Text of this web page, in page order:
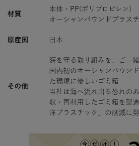
材質
本体・PP(ポリプロピレン)
オーシャンバウンドプラス
原産国 日本
その他
海を守る取り組みを、ご一
国内初のオーシャンバウン
た環境に優しいゴミ箱
当社は海へ流れ出る恐れの
収・再利用したゴミ箱を製
洋プラスチック」の削減に努